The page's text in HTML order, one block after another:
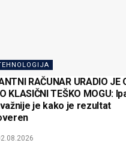
RAČUNAR URADIO JE
KLASIČNI TEŠKO MOGU:
je kako je rezultat